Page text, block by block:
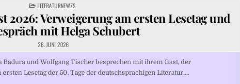
POSTED
IN
LITERATURNEWZS
2026: Verweigerung am ersten Lesetag und
mit Helga Schubert
26. JUNI 2026
und Wolfgang Tischer besprechen mit ihrem Gast, der
Lesetag der 50. Tage der deutschsprachigen Literatur….